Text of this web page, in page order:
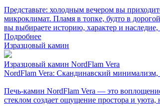
Представьте: холодным вечером вы
микроклимат. Пламя в топке, будто в
вы выбираете историю, характер и
Подробнее
Изразцовый камин
Изразцовый камин NordFlam Vera
NordFlam Vera: Скандинавский
Печь-камин NordFlam Vera — это
стеклом создает ощущение простора и